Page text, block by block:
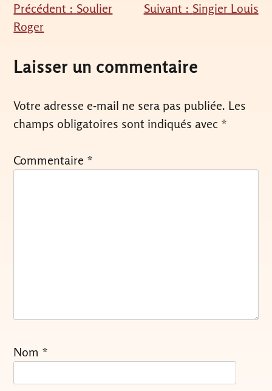
Navigation
de
l’article
Précédent : Soulier
Roger
Suivant : Singier Louis
Laisser un commentaire
Votre adresse e-mail ne sera pas publiée. Les
champs obligatoires sont indiqués avec *
Commentaire *
Nom *